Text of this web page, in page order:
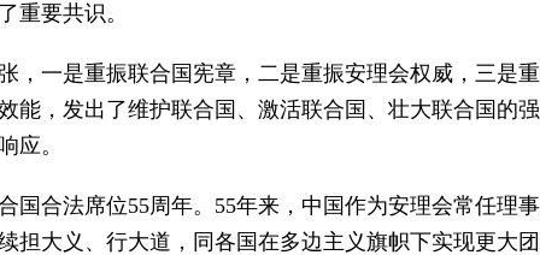
重要共识。
，一是重振联合国宪章，二是重振安理会权威，三是
能，发出了维护联合国、激活联合国、壮大联合国的
应。
国合法席位55周年。55年来，中国作为安理会常任理
担大义、行大道，同各国在多边主义旗帜下实现更大